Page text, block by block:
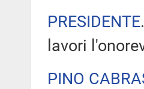
PRESIDENTE
lavori
PINO